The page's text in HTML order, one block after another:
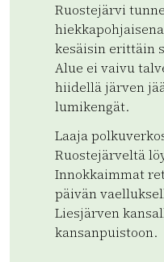
Ruostejärvi
kesäisin erittäin
Alue ei vaivu
hiidellä järven
lumikengät.
Laaja
Ruostejärveltä
Innokkaimmat
päivän
Liesjärven
kansanpuistoon.